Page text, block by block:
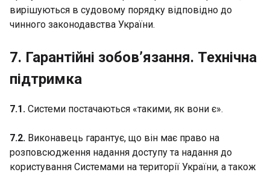
вирішуються в судовому порядку відповідно до
чинного законодавства України.
7. Гарантійні зобов’язання. Технічна
підтримка
7.1. Системи постачаються «такими, як вони є».
7.2. Виконавець гарантує, що він має право на
розповсюдження надання доступу та надання до
користування Системами на території України, а також